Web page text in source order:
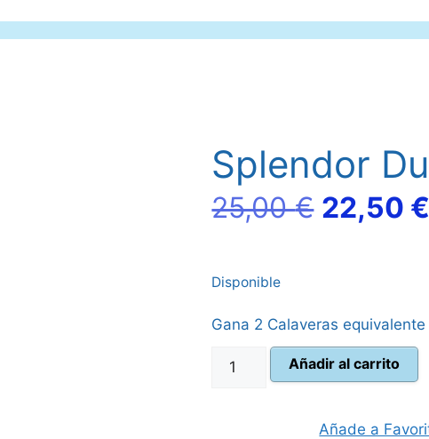
Splendor
25,00€ El
era:
25,00 €.
22,50 €
Disponible
Gana 2 Calaveras equivalente
Splendor
Duel
Añadir al carrito
Añade a